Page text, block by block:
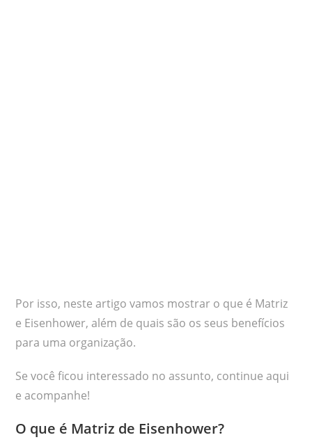
Por isso, neste artigo vamos mostrar o que é Matriz
e Eisenhower, além de quais são os seus benefícios
para uma organização.
Se você ficou interessado no assunto, continue aqui
e acompanhe!
O que é Matriz de Eisenhower?